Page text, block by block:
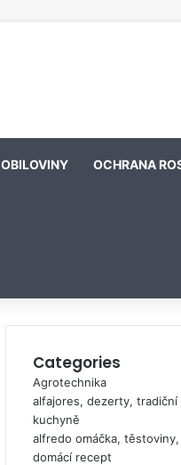
OBILOVINY OCHRANA
Categories
Agrotechnika
alfajores, dezerty,
kuchyně
alfredo omáčka,
domácí recept